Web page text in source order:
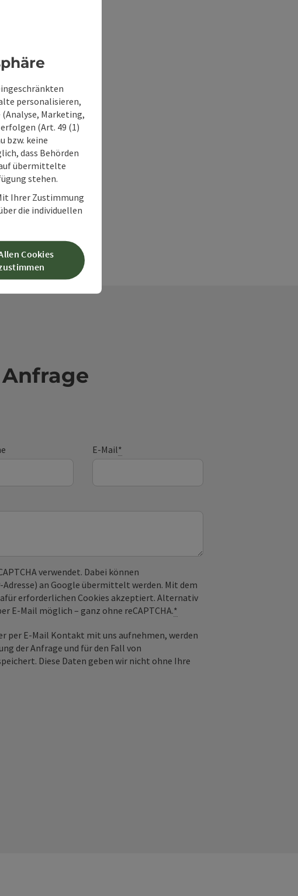
E-Mail*
verwendet. Dabei können
Adresse) an Google übermittelt werden. Mit dem
erforderlichen Cookies akzeptiert. Alternativ
E-Mail möglich – ganz ohne reCAPTCHA.*
per E-Mail Kontakt mit uns aufnehmen, werden
der Anfrage und für den Fall von
Diese Daten geben wir nicht ohne Ihre
personalisieren,
Marketing,
(Art. 49 (1)
bzw. keine
dass Behörden
übermittelte
stehen.
Ihrer Zustimmung
die individuellen
Cookies